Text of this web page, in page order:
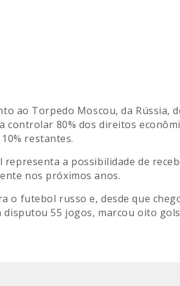
ao Torpedo Moscou, da Rússia,
controlar 80% dos direitos
restantes.
a possibilidade de
nos próximos anos.
o futebol russo e, desde que
55 jogos, marcou oito